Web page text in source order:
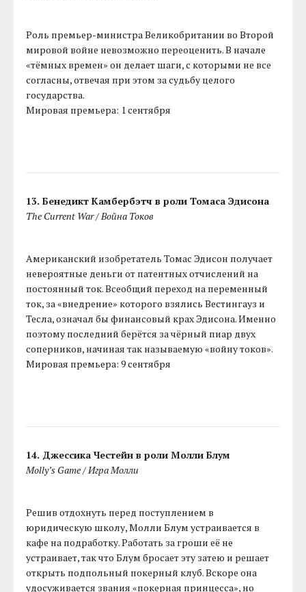
Роль премьер-министра Великобритании во Второй
мировой войне невозможно переоценить. В начале
«тёмных времен» он делает шаги, с которыми не все
согласны, отвечая при этом за судьбу целого
государства.
Мировая премьера: 1 сентября
13. Бенедикт Камбербэтч в роли Томаса Эдисона
The Current War / Война Токов
Американский изобретатель Томас Эдисон получает
невероятные деньги от патентных отчислений на
постоянный ток. Всеобщий переход на переменный
ток, за «внедрение» которого взялись Вестингауз и
Тесла, означал бы финансовый крах Эдисона. Именно
поэтому последний берётся за чёрный пиар двух
соперников, начиная так называемую «войну токов».
Мировая премьера: 9 сентября
14. Джессика Честейн в роли Молли Блум
Molly’s Game / Игра Молли
Решив отдохнуть перед поступлением в
юридическую школу, Молли Блум устраивается в
кафе на подработку. Работать за гроши её не
устраивает, так что Блум бросает эту затею и решает
открыть подпольный покерный клуб. Вскоре она
удосуживается звания «покерная принцесса», но